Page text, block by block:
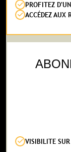
VISIBILITE
PROFITEZ
ACCÉDEZ AUX